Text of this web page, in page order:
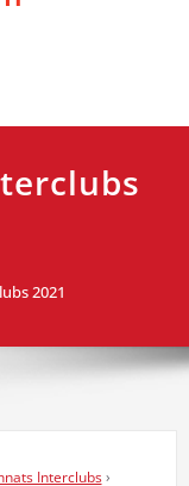
2021
Interclubs ›